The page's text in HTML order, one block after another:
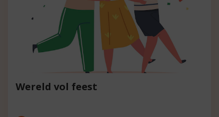
Wereld vol feest